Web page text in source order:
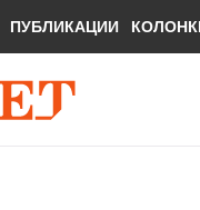
ПУБЛИКАЦИИ